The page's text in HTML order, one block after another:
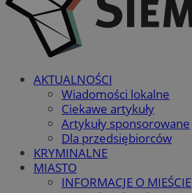
AKTUALNOŚCI
Wiadomości lokalne
Ciekawe artykuły
Artykuły sponsorowane
Dla przedsiębiorców
KRYMINALNE
MIASTO
INFORMACJE O MIEŚCIE